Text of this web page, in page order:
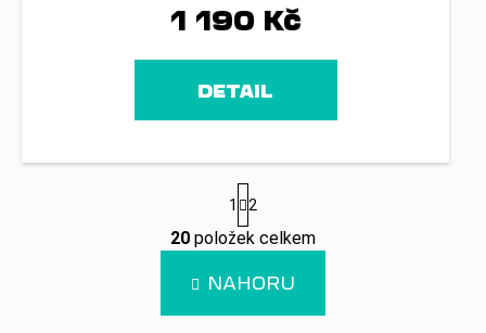
1 190 Kč
DETAIL
O
v
S
t
r
á
n
k
o
1 2
20 položek celkem
NAHORU